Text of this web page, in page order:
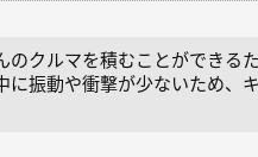
のクルマを積むことができる
に振動や衝撃が少ないため、